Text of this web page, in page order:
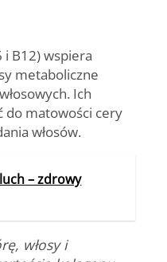
i B12) wspiera
metaboliczne
Ich
do matowości cery
włosów.
– zdrowy
włosy i